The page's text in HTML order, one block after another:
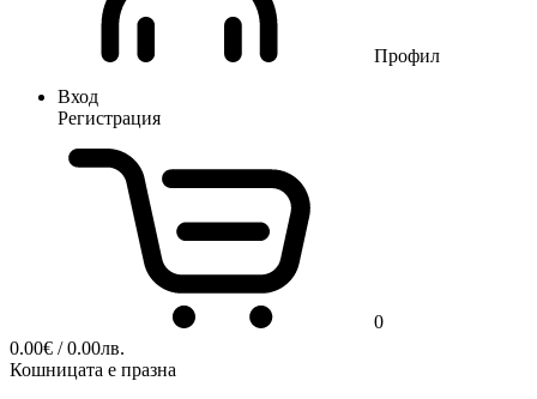
Профил
Вход
Регистрация
0
0.00€ / 0.00лв.
Кошницата е празна